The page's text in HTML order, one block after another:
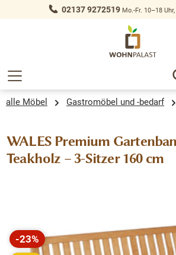
springen 02137 9272519Mo.-Fr. 10–18
alle Möbel Gastromöbel und -bedarf
WALES Premium
Teakholz – 3-Sitzer 160 cm
Bildergalerie überspringen
-23%
Rabatt